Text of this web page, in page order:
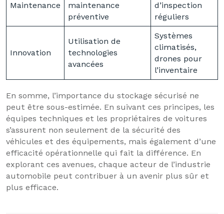
Maintenance
maintenance
préventive
d’inspection
réguliers
Innovation
Utilisation de
technologies
avancées
Systèmes
climatisés,
drones pour
l’inventaire
En somme, l’importance du stockage sécurisé ne
peut être sous-estimée. En suivant ces principes, les
équipes techniques et les propriétaires de voitures
s’assurent non seulement de la sécurité des
véhicules et des équipements, mais également d’une
efficacité opérationnelle qui fait la différence. En
explorant ces avenues, chaque acteur de l’industrie
automobile peut contribuer à un avenir plus sûr et
plus efficace.